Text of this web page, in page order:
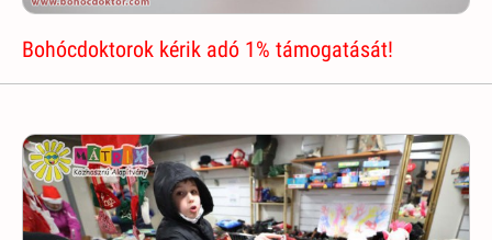
Bohócdoktorok kérik adó 1% támogatását!